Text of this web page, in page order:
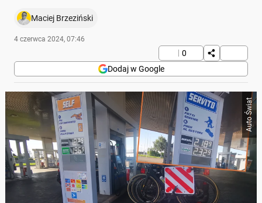
Maciej Brzeziński
4 czerwca 2024, 07:46
0
Dodaj w Google
Auto Świat